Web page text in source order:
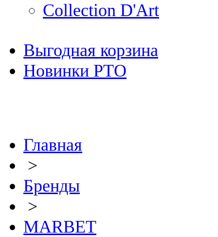
Collection D'Art
Выгодная корзина
Новинки РТО
Главная
>
Бренды
>
MARBET